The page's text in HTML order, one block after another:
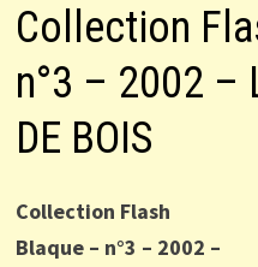
Collection
n°3 – 2002 –
DE BOIS
Collection Flash
Blaque – n°3 – 2002 –